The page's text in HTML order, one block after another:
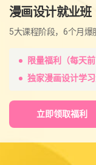
漫画设计就业班
5大课程阶段，6个月爆
限量福利（每天
独家漫画设计学
立即领取福利